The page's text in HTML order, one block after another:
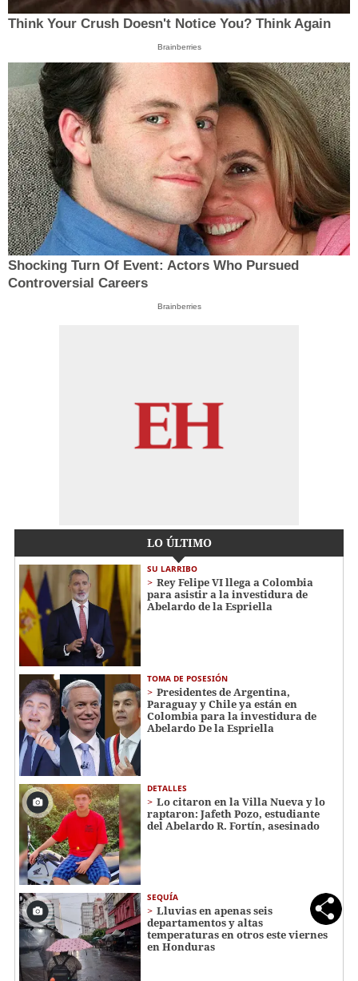
Think Your Crush Doesn't Notice You? Think Again
Brainberries
Shocking Turn Of Event: Actors Who Pursued
Controversial Careers
Brainberries
LO ÚLTIMO
SU LARRIBO
Rey Felipe VI llega a Colombia
para asistir a la investidura de
Abelardo de la Espriella
TOMA DE POSESIÓN
Presidentes de Argentina,
Paraguay y Chile ya están en
Colombia para la investidura de
Abelardo De la Espriella
DETALLES
Lo citaron en la Villa Nueva y lo
raptaron: Jafeth Pozo, estudiante
del Abelardo R. Fortín, asesinado
SEQUÍA
Lluvias en apenas seis
departamentos y altas
temperaturas en otros este viernes
en Honduras